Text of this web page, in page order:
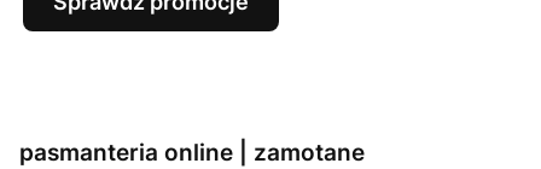
pasmanteria online | zamotane